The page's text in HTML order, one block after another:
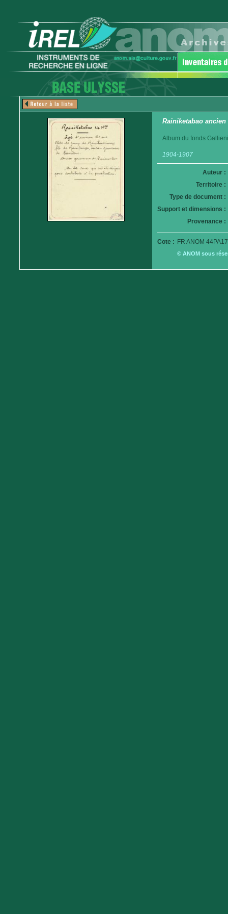
Rainiketabao
Album du fonds
1904-1907
Auteur :
Territoire :
Type de document :
Support et dimensions :
Provenance :
Cote : FR ANOM
© ANOM sous